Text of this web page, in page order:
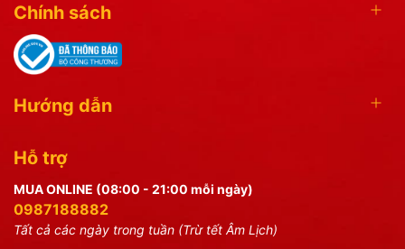
Chính sách
Hướng dẫn
Hỗ trợ
MUA ONLINE (08:00 - 21:00 mỗi ngày)
0987188882
Tất cả các ngày trong tuần (Trừ tết Âm Lịch)